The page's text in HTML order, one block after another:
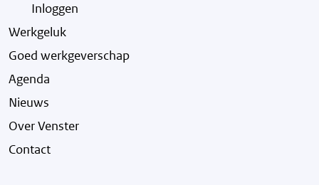
Inloggen
Werkgeluk
Goed werkgeverschap
Agenda
Nieuws
Over Venster
Contact